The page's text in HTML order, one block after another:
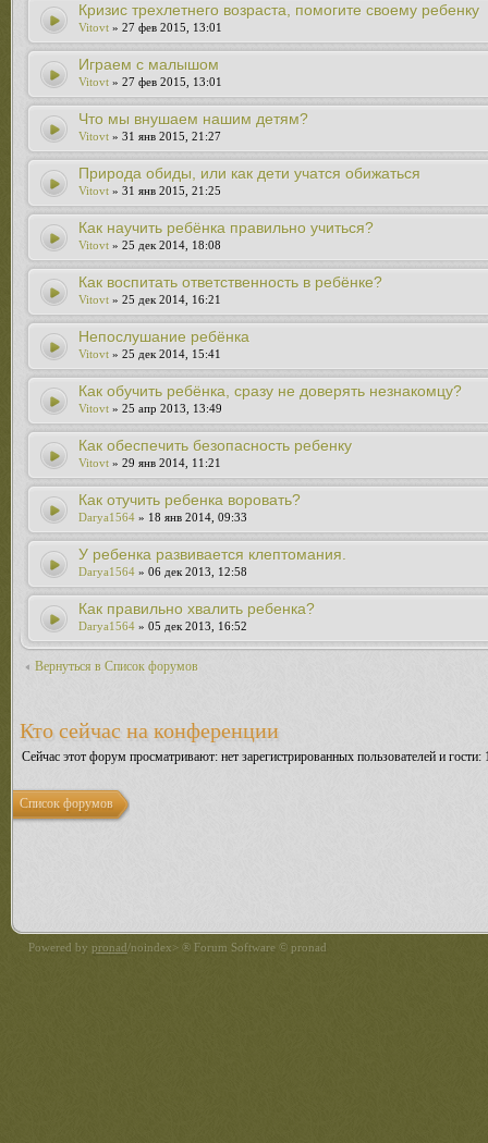
Кризис трехлетнего возраста, помогите своему ребенку
Vitovt » 27 фев 2015, 13:01
Играем с малышом
Vitovt » 27 фев 2015, 13:01
Что мы внушаем нашим детям?
Vitovt » 31 янв 2015, 21:27
Природа обиды, или как дети учатся обижаться
Vitovt » 31 янв 2015, 21:25
Как научить ребёнка правильно учиться?
Vitovt » 25 дек 2014, 18:08
Как воспитать ответственность в ребёнке?
Vitovt » 25 дек 2014, 16:21
Непослушание ребёнка
Vitovt » 25 дек 2014, 15:41
Как обучить ребёнка, сразу не доверять незнакомцу?
Vitovt » 25 апр 2013, 13:49
Как обеспечить безопасность ребенку
Vitovt » 29 янв 2014, 11:21
Как отучить ребенка воровать?
Darya1564 » 18 янв 2014, 09:33
У ребенка развивается клептомания.
Darya1564 » 06 дек 2013, 12:58
Как правильно хвалить ребенка?
Darya1564 » 05 дек 2013, 16:52
Вернуться в Список форумов
Кто сейчас на конференции
Сейчас этот форум просматривают: нет зарегистрированных пользователей и гости:
Список форумов
Powered by pronad/noindex> ® Forum Software © pronad